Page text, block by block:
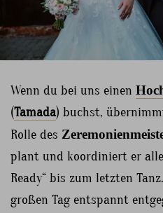
Wenn du bei uns einen
(Tamada) buchst,
Rolle des
plant und koordiniert er
Ready“ bis zum letzten
großen Tag entspannt